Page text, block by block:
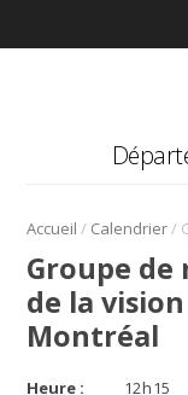
Accueil / Calendrier/
Groupe de
de la
Montréal
Heure : 12h15